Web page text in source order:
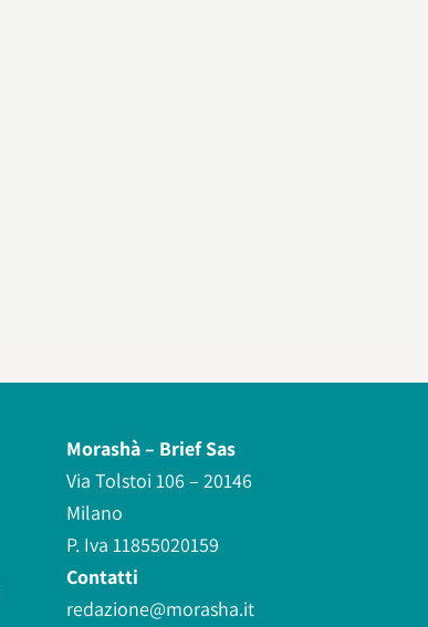
Morashà – Brief Sas
Via Tolstoi 106 – 20146
Milano
P. Iva 11855020159
Contatti
redazione@morasha.it